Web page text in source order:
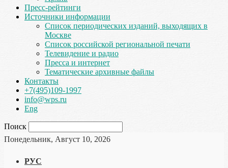
Пресс-рейтинги
Источники информации
Список периодических изданий, выходящих в
Москве
Список российской региональной печати
Телевидение и радио
Пресса и интернет
Тематические архивные файлы
Контакты
+7(495)109-1997
info@wps.ru
Eng
Поиск
Понедельник, Август 10, 2026
РУС